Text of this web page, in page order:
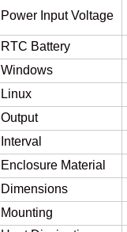
Power Input Voltage
RTC Battery
Windows
Linux
Output
Interval
Enclosure Material
Dimensions
Mounting